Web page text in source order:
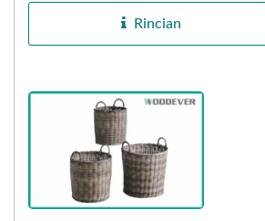
premium. Menggabungkan...
Rincian